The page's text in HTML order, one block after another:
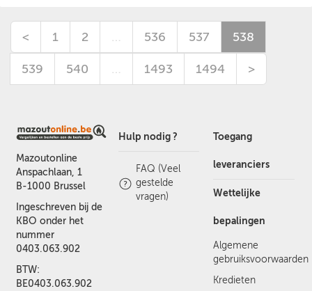
< 1 2 … 536 537 538
539 540 … 1493 1494 >
Mazoutonline
Anspachlaan, 1
B-1000 Brussel
Ingeschreven bij de
KBO onder het
nummer
0403.063.902
BTW:
BE0403.063.902
Hulp nodig ?
FAQ (Veel
gestelde
vragen)
Toegang
leveranciers
Wettelijke
bepalingen
Algemene
gebruiksvoorwaarden
Kredieten